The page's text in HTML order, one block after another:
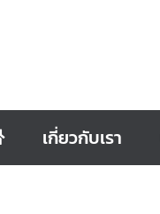
เกี่ยวกับเรา